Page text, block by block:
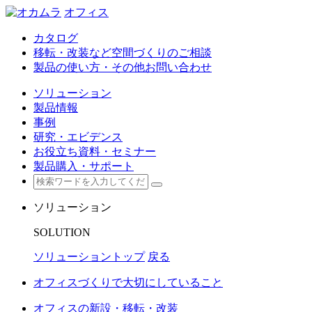
オフィス
カタログ
移転・改装など空間づくりのご相談
製品の使い方・その他お問い合わせ
ソリューション
製品情報
事例
研究・エビデンス
お役立ち資料・セミナー
製品購入・サポート
ソリューション
SOLUTION
ソリューショントップ 戻る
オフィスづくりで大切にしていること
オフィスの新設・移転・改装